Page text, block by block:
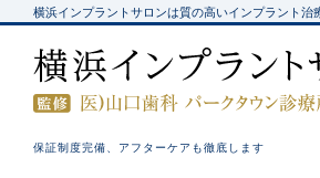
横浜インプラントサロンは質の高いインプラント治
保証制度完備、アフターケアも徹底します